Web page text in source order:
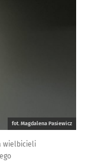
fot. Magdalena Pasiewicz
wielbicieli